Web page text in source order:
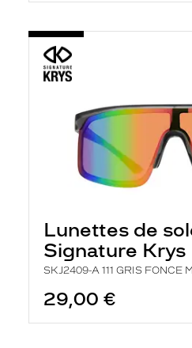
Lunettes de
Signature Krys
SKJ2409-A 111 GRIS FONCE
29,00 €